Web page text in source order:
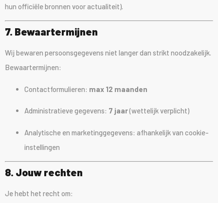
hun officiële bronnen voor actualiteit).
7. Bewaartermijnen
Wij bewaren persoonsgegevens niet langer dan strikt noodzakelijk.
Bewaartermijnen:
Contactformulieren: max 12 maanden
Administratieve gegevens: 7 jaar(wettelijk verplicht)
Analytische en marketinggegevens: afhankelijk van cookie-
instellingen
8. Jouw rechten
Je hebt het recht om: